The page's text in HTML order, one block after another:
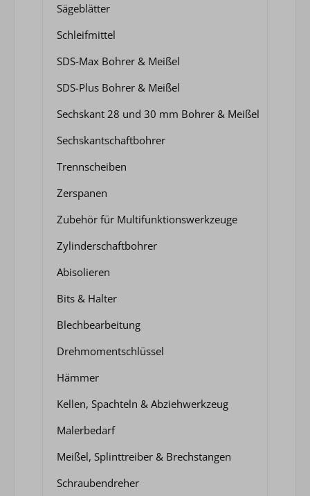
Sägeblätter
Schleifmittel
SDS-Max Bohrer & Meißel
SDS-Plus Bohrer & Meißel
Sechskant 28 und 30 mm Bohrer & Meißel
Sechskantschaftbohrer
Trennscheiben
Zerspanen
Zubehör für Multifunktionswerkzeuge
Zylinderschaftbohrer
Abisolieren
Bits & Halter
Blechbearbeitung
Drehmomentschlüssel
Hämmer
Kellen, Spachteln & Abziehwerkzeug
Malerbedarf
Meißel, Splinttreiber & Brechstangen
Schraubendreher